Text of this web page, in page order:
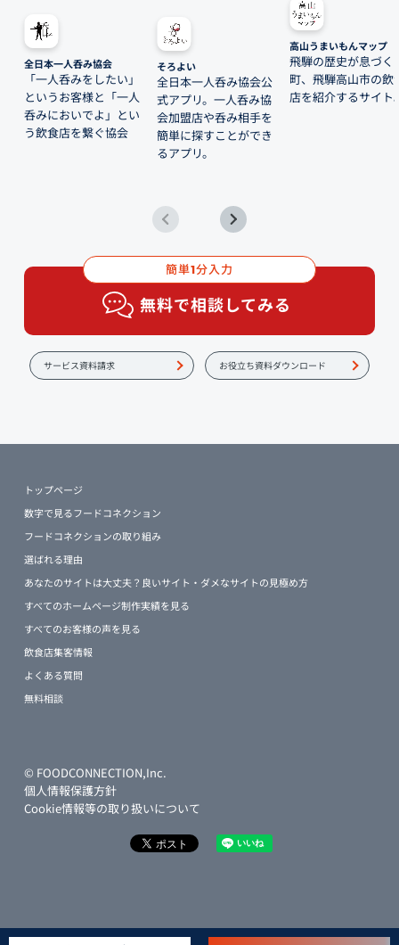
全日本一人呑み協会
「一人呑みをしたい」
というお客様と「一人
呑みにおいでよ」とい
う飲食店を繋ぐ協会
そろよい
全日本一人呑み協会公
式アプリ。一人呑み協
会加盟店や呑み相手を
簡単に探すことができ
るアプリ。
高山うまいもんマップ
飛騨の歴史が息づく
町、飛騨高山市の飲
店を紹介するサイト
簡単1分入力
無料で相談してみる
サービス資料請求 お役立ち資料ダウンロード
トップページ
数字で見るフードコネクション
フードコネクションの取り組み
選ばれる理由
あなたのサイトは大丈夫？良いサイト・ダメなサイトの見極め方
すべてのホームページ制作実績を見る
すべてのお客様の声を見る
飲食店集客情報
よくある質問
無料相談
© FOODCONNECTION,Inc.
個人情報保護方針
Cookie情報等の取り扱いについて